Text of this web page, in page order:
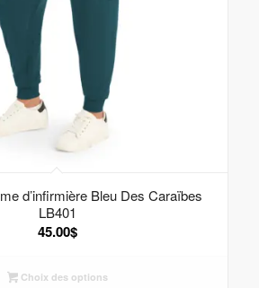
d’infirmière Bleu Des Caraïbes
LB401
45.00$
Choix des options